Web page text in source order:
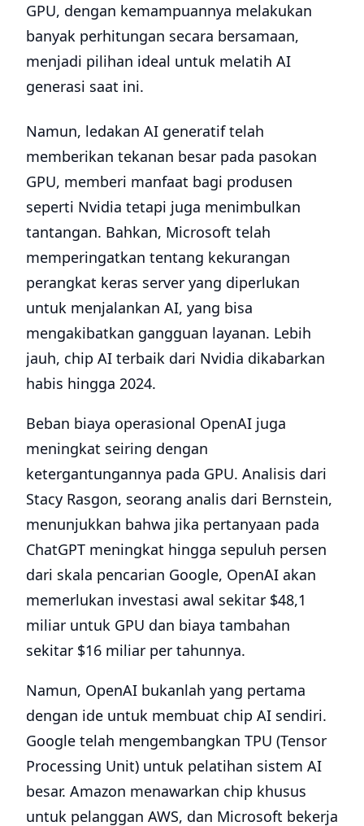
GPU, dengan kemampuannya melakukan
banyak perhitungan secara bersamaan,
menjadi pilihan ideal untuk melatih AI
generasi saat ini.
Namun, ledakan AI generatif telah
memberikan tekanan besar pada pasokan
GPU, memberi manfaat bagi produsen
seperti Nvidia tetapi juga menimbulkan
tantangan. Bahkan, Microsoft telah
memperingatkan tentang kekurangan
perangkat keras server yang diperlukan
untuk menjalankan AI, yang bisa
mengakibatkan gangguan layanan. Lebih
jauh, chip AI terbaik dari Nvidia dikabarkan
habis hingga 2024.
Beban biaya operasional OpenAI juga
meningkat seiring dengan
ketergantungannya pada GPU. Analisis dari
Stacy Rasgon, seorang analis dari Bernstein,
menunjukkan bahwa jika pertanyaan pada
ChatGPT meningkat hingga sepuluh persen
dari skala pencarian Google, OpenAI akan
memerlukan investasi awal sekitar $48,1
miliar untuk GPU dan biaya tambahan
sekitar $16 miliar per tahunnya.
Namun, OpenAI bukanlah yang pertama
dengan ide untuk membuat chip AI sendiri.
Google telah mengembangkan TPU (Tensor
Processing Unit) untuk pelatihan sistem AI
besar. Amazon menawarkan chip khusus
untuk pelanggan AWS, dan Microsoft bekerja